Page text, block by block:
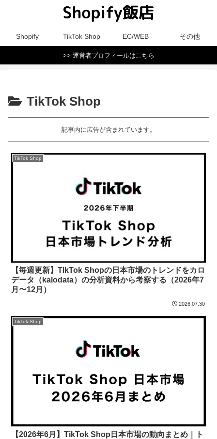
Shopify TikTok Shop EC/WEB その他
>> 運営者プロフィールはこちら
TikTok Shop
記事内に広告が含まれています。
TikTok Shop
【毎週更新】TIkTok Shopの日本市場のトレンドをカロ
データ（kalodata）の分析資料から考察する（2026年7
月〜12月）
2026.07.30
TikTok Shop
【2026年6月】TikTok Shop日本市場の動向まとめ｜ト